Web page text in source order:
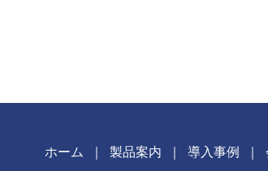
ホーム 製品案内 導入事例